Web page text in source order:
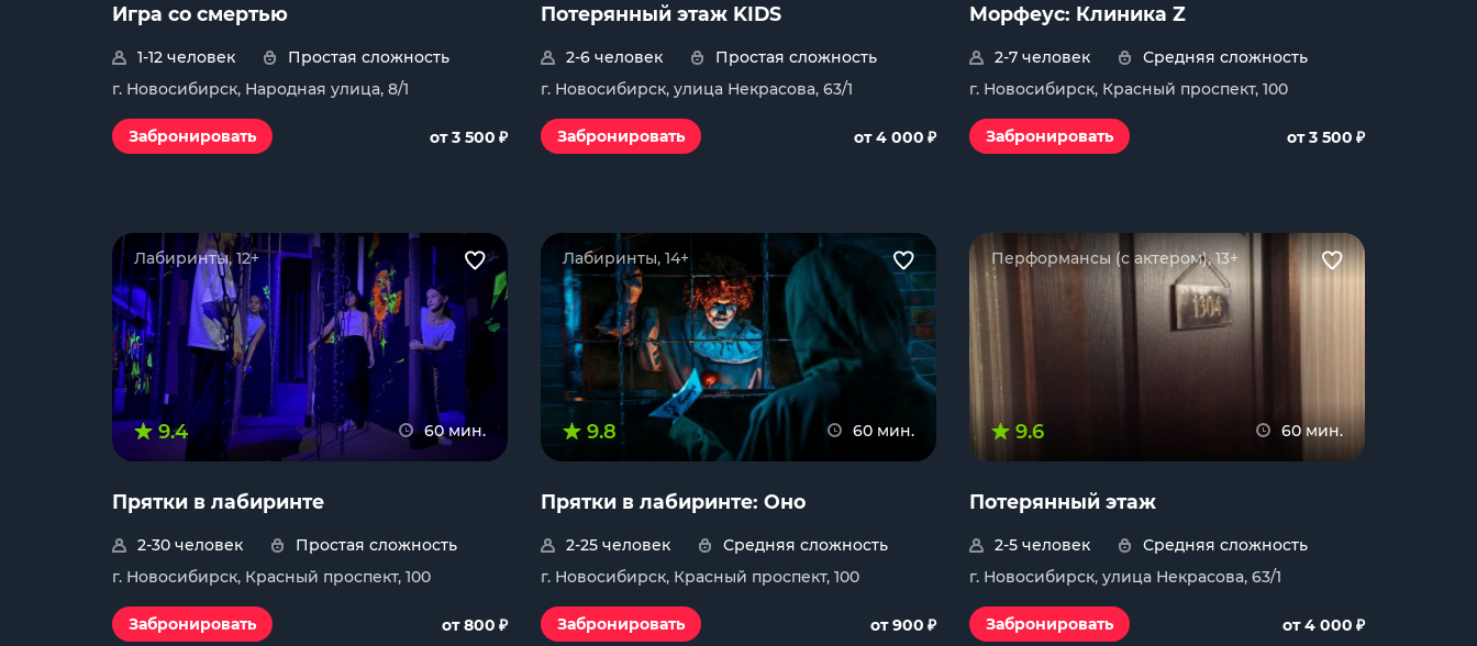
Игра со смертью
1-12 человек
Простая сложность
г. Новосибирск, Народная улица, 8/1
Забронировать от 3 500 ₽
Потерянный этаж KIDS
2-6 человек
Простая сложность
г. Новосибирск, улица Некрасова, 63/1
Забронировать от 4 000 ₽
Морфеус: Клиника Z
2-7 человек
Средняя сложность
г. Новосибирск, Красный проспект, 100
Забронировать от 3 500 ₽
Лабиринты, 12+
9.4 60 мин.
Прятки в лабиринте
2-30 человек
Простая сложность
г. Новосибирск, Красный проспект, 100
Забронировать от 800 ₽
Лабиринты, 14+
9.8 60 мин.
Прятки в лабиринте: Оно
2-25 человек
Средняя сложность
г. Новосибирск, Красный проспект, 100
Забронировать от 900 ₽
Перформансы (с актером), 13+
9.6 60 мин.
Потерянный этаж
2-5 человек
Средняя сложность
г. Новосибирск, улица Некрасова, 63/1
Забронировать от 4 000 ₽